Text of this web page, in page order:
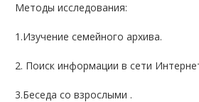
Методы исследования:
1.Изучение семейного архива.
2. Поиск информации в сети
3.Беседа со взрослыми .